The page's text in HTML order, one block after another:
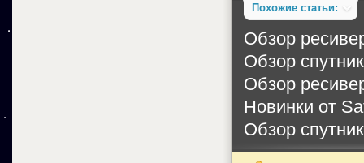
Похожие статьи:
Обзор
Обзор
Обзор
Новинки от
Обзор